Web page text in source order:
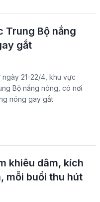
Trung Bộ nắng
gắt
ngày 21-22/4, khu vực
Bộ nắng nóng, có nơi
nóng gay gắt
khiêu dâm, kích
mỗi buổi thu hút